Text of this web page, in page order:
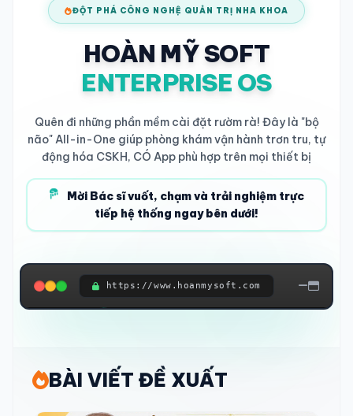
ĐỘT PHÁ CÔNG NGHỆ QUẢN TRỊ NHA KHOA
HOÀN MỸ SOFT
ENTERPRISE OS
Quên đi những phần mềm cài đặt rườm rà! Đây là "bộ
não" All-in-One giúp phòng khám vận hành trơn tru, tự
động hóa CSKH, CÓ App phù hợp trên mọi thiết bị
Mời Bác sĩ vuốt, chạm và trải nghiệm trực
tiếp hệ thống ngay bên dưới!
https://www.hoanmysoft.com
BÀI VIẾT ĐỀ XUẤT